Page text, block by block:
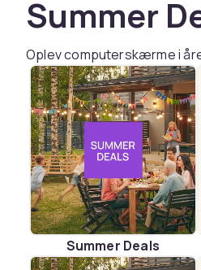
Summer
Oplev computerskærme i
Summer Deals